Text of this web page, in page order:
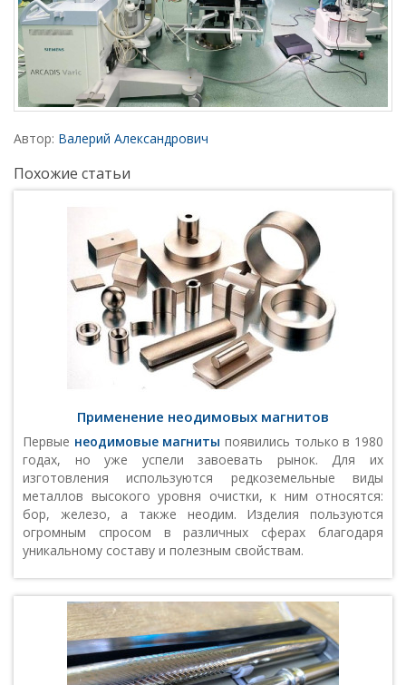
Автор: Валерий Александрович
Похожие статьи
Применение неодимовых магнитов
Первые неодимовые магниты появились только в 1980
годах, но уже успели завоевать рынок. Для их
изготовления используются редкоземельные виды
металлов высокого уровня очистки, к ним относятся:
бор, железо, а также неодим. Изделия пользуются
огромным спросом в различных сферах благодаря
уникальному составу и полезным свойствам.